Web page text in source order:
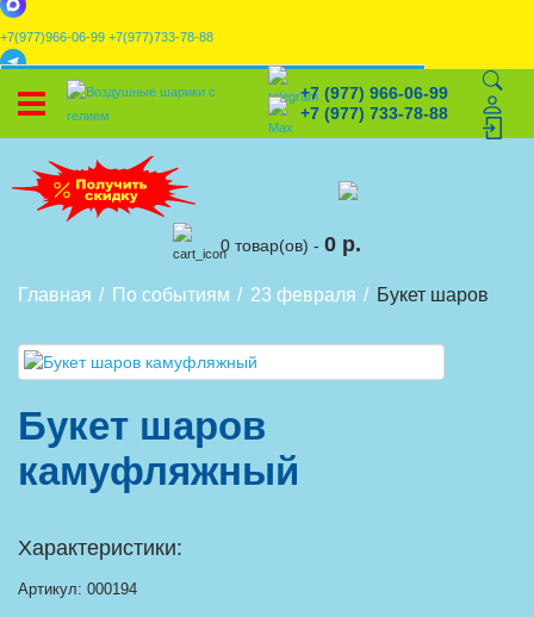
+7(977)966-06-99 +7(977)733-78-88
🎈 Конструктор
x УСТАНОВИТЕ НАШЕ ПРИЛОЖЕНИЕ!+7 (977) 966-06-99
+7 (977) 733-78-88
0 товар(ов) - 0 р.
Главная По событиям 23 февраля Букет шаров
Букет шаров
камуфляжный
Характеристики:
Артикул: 000194